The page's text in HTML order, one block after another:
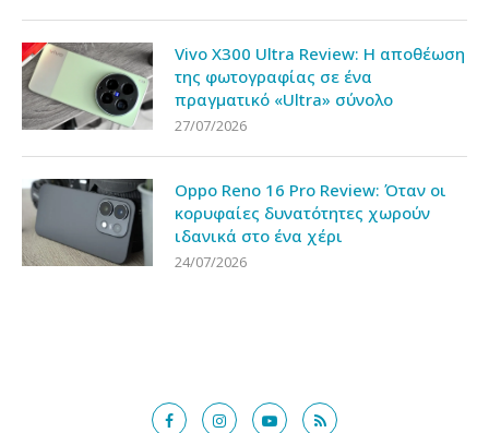
Vivo X300 Ultra Review: Η αποθέωση
της φωτογραφίας σε ένα
πραγματικό «Ultra» σύνολο
27/07/2026
Oppo Reno 16 Pro Review: Όταν οι
κορυφαίες δυνατότητες χωρούν
ιδανικά στο ένα χέρι
24/07/2026